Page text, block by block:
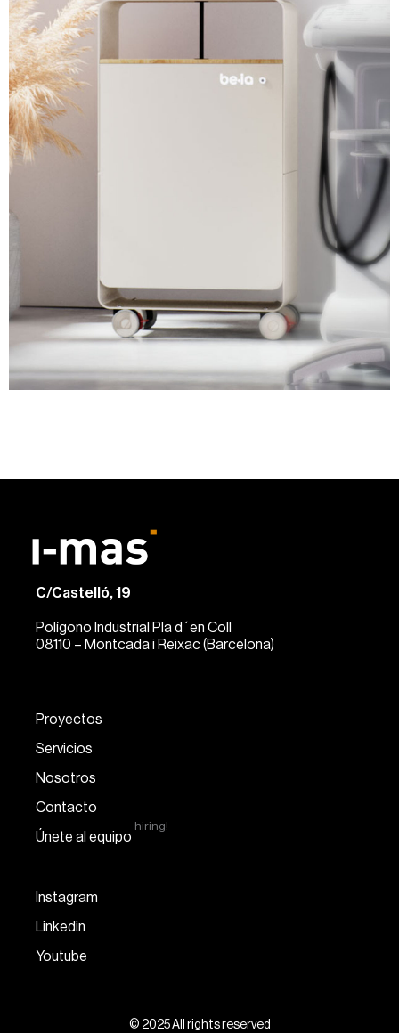
© 2025 All rights reserved
C/Castelló, 19
Polígono Industrial Pla d´en Coll
08110 – Montcada i Reixac (Barcelona)
Proyectos
Servicios
Nosotros
Contacto
Únete al equipo
hiring!
Instagram
Linkedin
Youtube